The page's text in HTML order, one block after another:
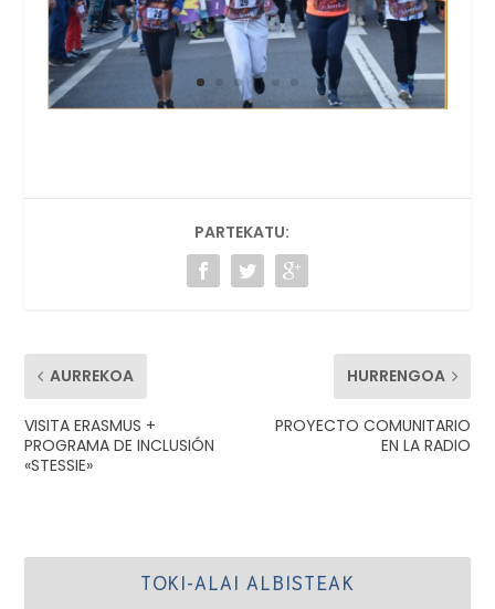
PARTEKATU:
AURREKOA
VISITA ERASMUS +
PROGRAMA DE INCLUSIÓN
«STESSIE»
HURRENGOA
PROYECTO COMUNITARIO
EN LA RADIO
TOKI-ALAI ALBISTEAK